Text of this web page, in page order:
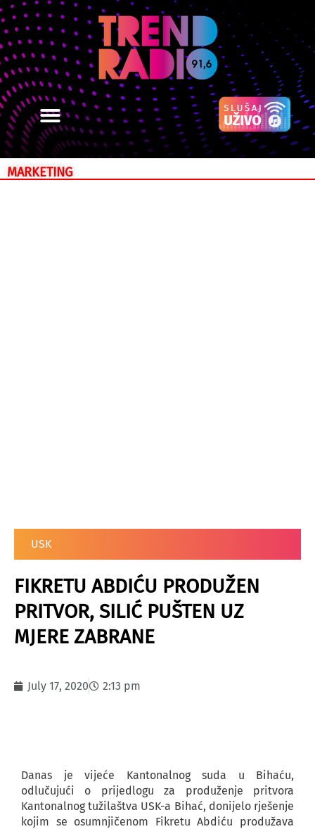
MARKETING
USK
FIKRETU ABDIĆU PRODUŽEN
PRITVOR, SILIĆ PUŠTEN UZ
MJERE ZABRANE
July 17, 2020 2:13 pm
Danas je vijeće Kantonalnog suda u Bihaću,
odlučujući o prijedlogu za produženje pritvora
Kantonalnog tužilaštva USK-a Bihać, donijelo rješenje
kojim se osumnjičenom Fikretu Abdiću produžava